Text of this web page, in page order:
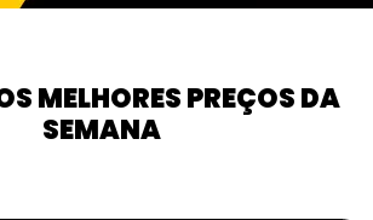
MELHORES PREÇOS DA
SEMANA